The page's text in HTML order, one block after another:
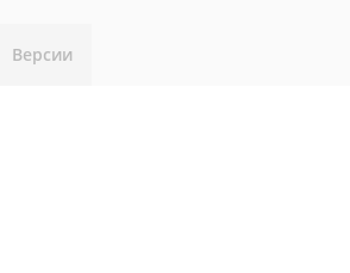
Версии